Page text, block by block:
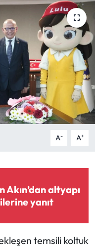
A- A+
Akın’dan altyapı
yanıt
temsili koltuk